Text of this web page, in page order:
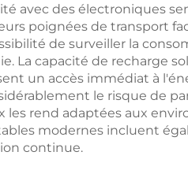
avec des électroniques
poignées de transport
de surveiller la
La capacité de recharge
un accès immédiat à
le risque de
rend adaptées aux
modernes incluent
continue.